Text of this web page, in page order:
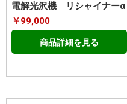
電解光沢機 リシャイナーα
￥99,000
商品詳細を見る